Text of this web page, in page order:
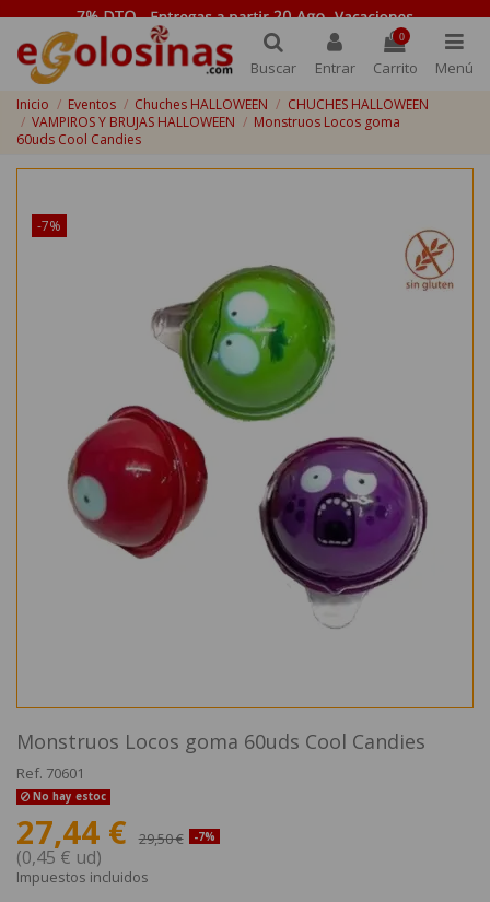
Buscar Entrar
0
Carrito Menú
Inicio Eventos Chuches HALLOWEEN
CHUCHES HALLOWEEN
VAMPIROS Y BRUJAS HALLOWEEN
Monstruos Locos goma
60uds Cool Candies
-7%
Monstruos Locos goma 60uds Cool Candies
Ref. 70601
No hay estoc
27,44 € 29,50 € -7%
(0,45 € ud)
Impuestos incluidos